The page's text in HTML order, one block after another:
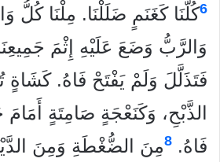
6كُلُّنَا كَغَنَمٍ ضَلَلْنَا. مِلْنَا كُلُّ
وَالرَّبُّ وَضَعَ عَلَيْهِ إِثْمَ
فَتَذَلَّلَ وَلَمْ يَفْتَحْ فَاهُ. كَشَاةٍ
الذَّبْحِ، وَكَنَعْجَةٍ صَامِتَةٍ أَمَامَ
فَاهُ. 8مِنَ الضُّغْطَةِ وَمِنَ